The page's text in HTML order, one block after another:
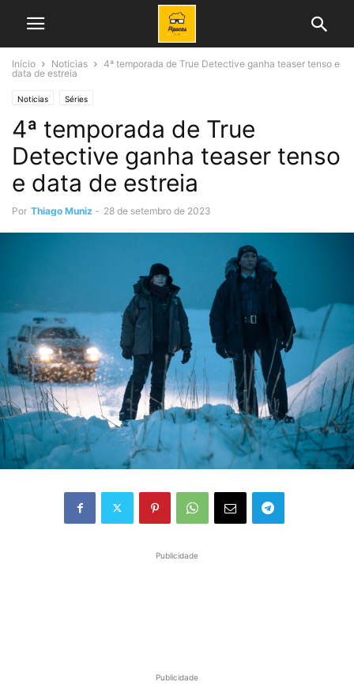
Início Noticias
4ª temporada de True Detective ganha teaser tenso e
data de estreia
Noticias Séries
4ª temporada de True
Detective ganha teaser tenso
e data de estreia
Por Thiago Muniz - 28 de setembro de 2023
Publicidade
Publicidade